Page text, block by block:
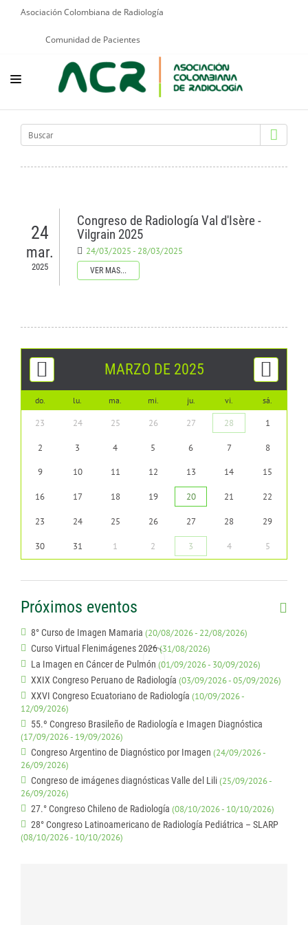
Asociación Colombiana de Radiología
Comunidad de Pacientes
NOSOTROS
PROGRAMAS POR PATOLOGÍAS
JURÍDICO
GRUPOS CIENTÍFICOS
24
mar.
2025
Congreso de Radiología Val d'Isère -
Vilgrain 2025
24/03/2025 - 28/03/2025
VER MAS...
MARZO DE 2025
do. lu. ma. mi. ju. vi. sá.
23 24 25 26 27 28 1
2 3 4 5 6 7 8
9 10 11 12 13 14 15
16 17 18 19 20 21 22
23 24 25 26 27 28 29
30 31 1 2 3 4 5
Próximos eventos
8° Curso de Imagen Mamaria (20/08/2026 - 22/08/2026)
Curso Virtual Flenimágenes 2026(31/08/2026)
La Imagen en Cáncer de Pulmón (01/09/2026 - 30/09/2026)
XXIX Congreso Peruano de Radiología (03/09/2026 - 05/09/2026)
XXVI Congreso Ecuatoriano de Radiología (10/09/2026 -
12/09/2026)
55.º Congreso Brasileño de Radiología e Imagen Diagnóstica
(17/09/2026 - 19/09/2026)
Congreso Argentino de Diagnóstico por Imagen (24/09/2026 -
26/09/2026)
Congreso de imágenes diagnósticas Valle del Lili(25/09/2026 -
26/09/2026)
27.° Congreso Chileno de Radiología (08/10/2026 - 10/10/2026)
28° Congreso Latinoamericano de Radiología Pediátrica – SLARP
(08/10/2026 - 10/10/2026)